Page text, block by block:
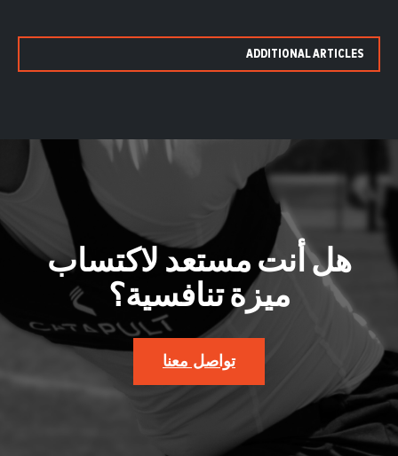
ADDITIONAL ARTICLES
هل أنت مستعد لاكتساب
ميزة تنافسية؟
تواصل معنا